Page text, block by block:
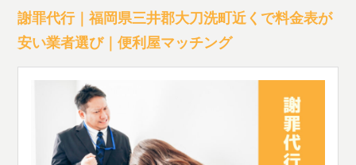
謝罪代行｜福岡県三井郡大刀洗町近くで料金表が
安い業者選び｜便利屋マッチング